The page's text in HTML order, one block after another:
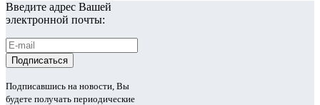
Введите адрес Вашей
электронной почты:
Подписавшись на новости, Вы
будете получать периодические